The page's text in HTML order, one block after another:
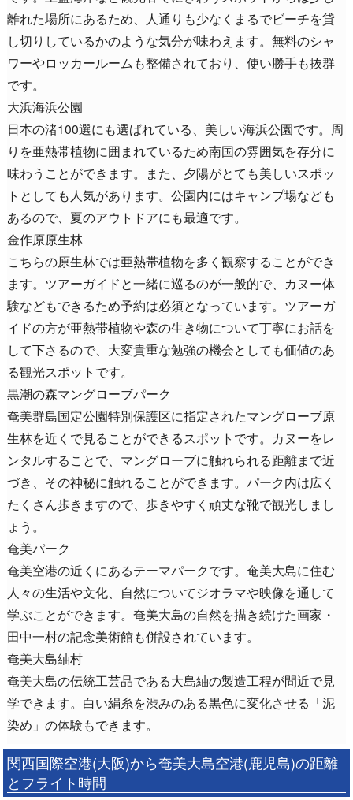
離れた場所にあるため、人通りも少なくまるでビーチを貸
し切りしているかのような気分が味わえます。無料のシャ
ワーやロッカールームも整備されており、使い勝手も抜群
です。
大浜海浜公園
日本の渚100選にも選ばれている、美しい海浜公園です。周
りを亜熱帯植物に囲まれているため南国の雰囲気を存分に
味わうことができます。また、夕陽がとても美しいスポッ
トとしても人気があります。公園内にはキャンプ場なども
あるので、夏のアウトドアにも最適です。
金作原原生林
こちらの原生林では亜熱帯植物を多く観察することができ
ます。ツアーガイドと一緒に巡るのが一般的で、カヌー体
験などもできるため予約は必須となっています。ツアーガ
イドの方が亜熱帯植物や森の生き物について丁寧にお話を
して下さるので、大変貴重な勉強の機会としても価値のあ
る観光スポットです。
黒潮の森マングローブパーク
奄美群島国定公園特別保護区に指定されたマングローブ原
生林を近くで見ることができるスポットです。カヌーをレ
ンタルすることで、マングローブに触れられる距離まで近
づき、その神秘に触れることができます。パーク内は広く
たくさん歩きますので、歩きやすく頑丈な靴で観光しまし
ょう。
奄美パーク
奄美空港の近くにあるテーマパークです。奄美大島に住む
人々の生活や文化、自然についてジオラマや映像を通して
学ぶことができます。奄美大島の自然を描き続けた画家・
田中一村の記念美術館も併設されています。
奄美大島紬村
奄美大島の伝統工芸品である大島紬の製造工程が間近で見
学できます。白い絹糸を渋みのある黒色に変化させる「泥
染め」の体験もできます。
関西国際空港(大阪)から奄美大島空港(鹿児島)の距離
とフライト時間